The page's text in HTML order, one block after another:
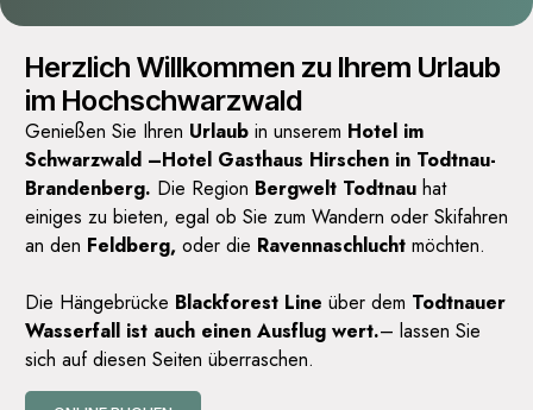
Herzlich Willkommen zu Ihrem Urlaub
im Hochschwarzwald
Genießen Sie Ihren Urlaub in unserem Hotel im
Schwarzwald –Hotel Gasthaus Hirschen in Todtnau-
Brandenberg. Die Region Bergwelt Todtnau hat
einiges zu bieten, egal ob Sie zum Wandern oder Skifahren
an den Feldberg, oder die Ravennaschlucht möchten.
Die Hängebrücke Blackforest Line über dem Todtnauer
Wasserfall ist auch einen Ausflug wert.– lassen Sie
sich auf diesen Seiten überraschen.